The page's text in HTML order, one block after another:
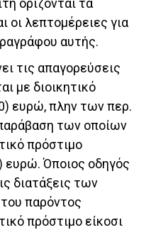
ορίζονται τα
οι λεπτομέρειες για
αυτής.
τις απαγορεύσεις
με διοικητικό
ευρώ, πλην των περ.
των οποίων
πρόστιμο
ευρώ. Όποιος οδηγός
διατάξεις των
παρόντος
πρόστιμο είκοσι